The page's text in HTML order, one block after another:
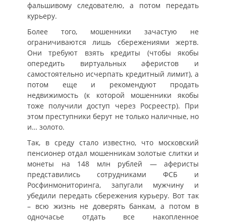
фальшивому следователю, а потом передать
курьеру.
Более того, мошенники зачастую не
ограничиваются лишь сбережениями жертв.
Они требуют взять кредиты (чтобы якобы
опередить виртуальных аферистов и
самостоятельно исчерпать кредитный лимит), а
потом еще и рекомендуют продать
недвижимость (к которой мошенники якобы
тоже получили доступ через Росреестр). При
этом преступники берут не только наличные, но
и… золото.
Так, в среду стало известно, что московский
пенсионер отдал мошенникам золотые слитки и
монеты на 148 млн рублей — аферисты
представились сотрудниками ФСБ и
Росфинмониторинга, запугали мужчину и
убедили передать сбережения курьеру. Вот так
– всю жизнь не доверять банкам, а потом в
одночасье отдать все накопленное